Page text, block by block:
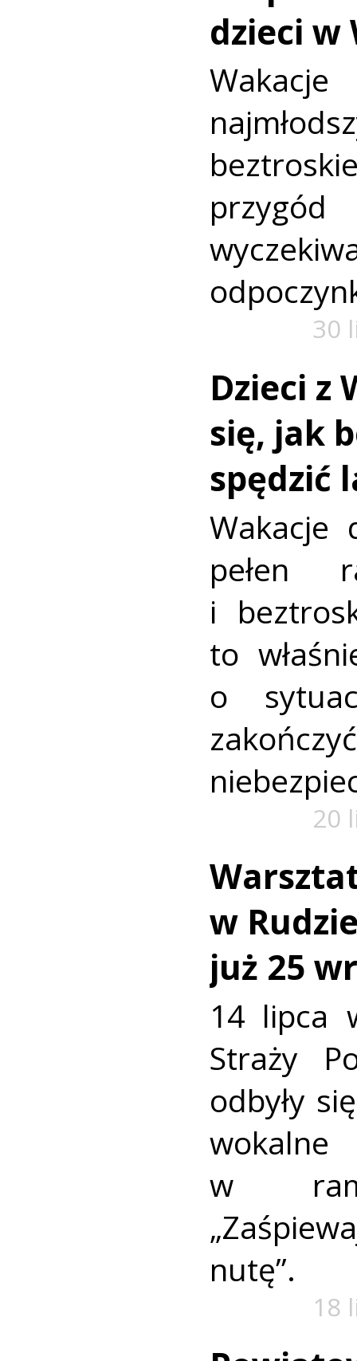
dzieci w
30
Dzieci z
się, jak
spędzić
Wakacje
pełen
i
to
o
20
w
już 25
14 lipca
Straży
odbyły
w
nutę”.
18